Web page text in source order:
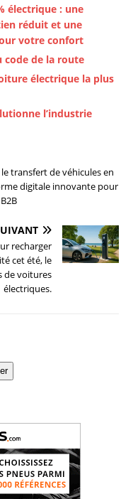
électrique : une
réduit et une
votre confort
de la route
électrique la plus
l’industrie
transfert de véhicules en
digitale innovante pour
recharger
cet été, le
de voitures
électriques.